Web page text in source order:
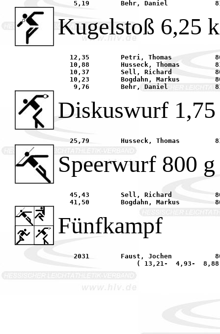
Kugelstoß 6,25
   12,35 	Petri, Thomas		80	TGM Jügesheim			25.09. Rodgau
   10,88 	Husseck, Thomas		81	TGM Jügesheim			25.09. Rodgau
   10,37 	Sell, Richard		80	SC Steinberg			16.05. Rodenbach
   10,23 	Bogdahn, Markus		80	TGS Hausen			30.05. Frankfurt
Diskuswurf
Speerwurf 800 g
   45,43 	Sell, Richard		80	SC Steinberg			20.06. Rüsselsheim
Fünfkampf
    2031 	Faust, Jochen		80	TGS Hausen			01.05. Obertshausen